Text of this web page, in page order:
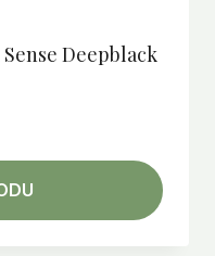
Deepblack